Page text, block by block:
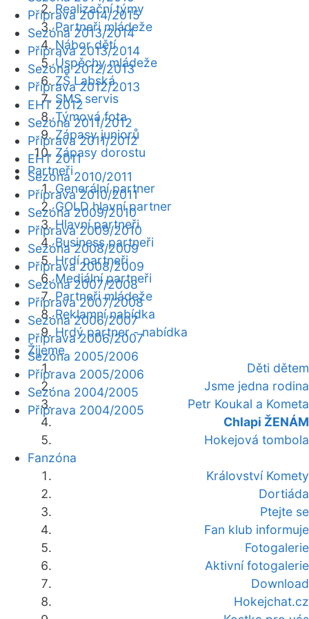
Realizační týmy
Partneři mládeže
Nábor dětí
Úspěchy mládeže
ZŠ Labská
SMS servis
Týmová fota
Zápasy juniorů
Zápasy dorostu
Partneři
Generální partner
GOLD hlavní partner
Hlavní partneři
Business partneři
Hrdí partneři
Mediální partneři
Partneři mládeže
Reklamní nabídka
Hrdý partner - nabídka
Žijeme
Děti dětem
Jsme jedna rodina
Petr Koukal a Kometa
Chlapi ŽENÁM
Hokejová tombola
Fanzóna
Království Komety
Dortiáda
Ptejte se
Fan klub informuje
Fotogalerie
Aktivní fotogalerie
Download
Hokejchat.cz
Příprava 2014/2015
Sezóna 2013/2014
Příprava 2013/2014
Sezóna 2012/2013
Příprava 2012/2013
EHT 2012
Sezóna 2011/2012
Příprava 2011/2012
EHT 2011
Sezóna 2010/2011
Příprava 2010/2011
Sezóna 2009/2010
Příprava 2009/2010
Sezóna 2008/2009
Příprava 2008/2009
Sezóna 2007/2008
Příprava 2007/2008
Sezóna 2006/2007
Příprava 2006/2007
Sezóna 2005/2006
Příprava 2005/2006
Sezóna 2004/2005
Příprava 2004/2005